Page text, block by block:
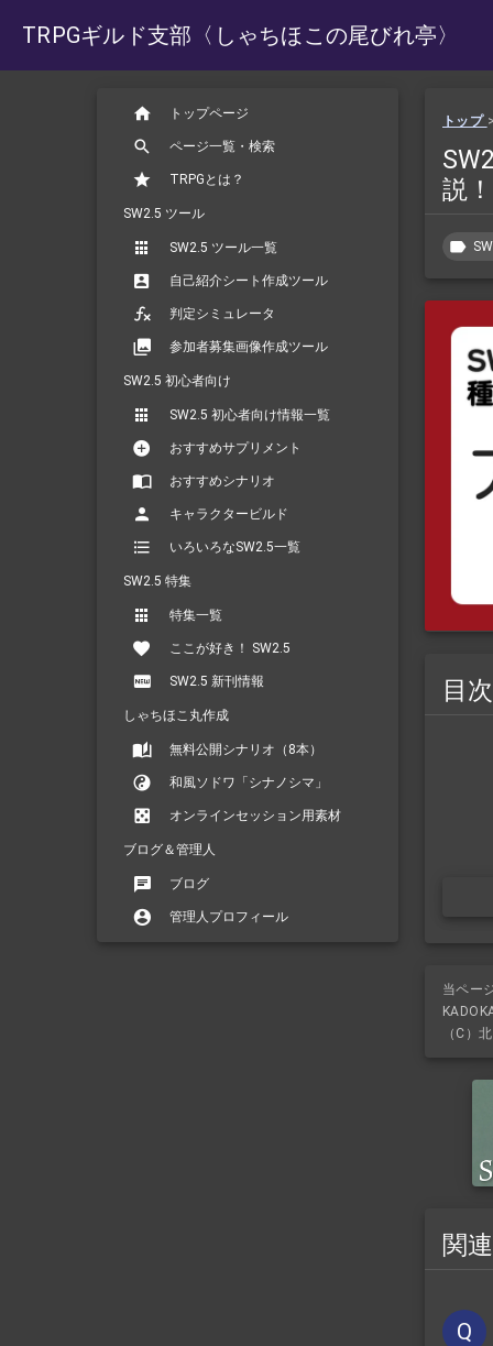
TRPGギルド支部 〈しゃちほこの尾びれ亭〉
トップページ
ページ一覧・検索
TRPGとは？
SW2.5 ツール
SW2.5 ツール一覧
自己紹介シート作成ツール
判定シミュレータ
参加者募集画像作成ツール
SW2.5 初心者向け
SW2.5 初心者向け情報一覧
おすすめサプリメント
おすすめシナリオ
キャラクタービルド
いろいろなSW2.5一覧
SW2.5 特集
特集一覧
ここが好き！ SW2.5
SW2.5 新刊情報
しゃちほこ丸作成
無料公開シナリオ（8本）
和風ソドワ「シナノシマ」
オンラインセッション用素材
ブログ＆管理人
ブログ
管理人プロフィール
トップ
説
目次
当ペー
（C）
関
Q